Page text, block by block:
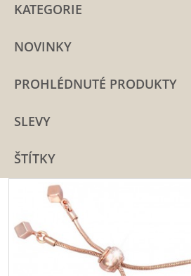
KATEGORIE
NOVINKY
PROHLÉDNUTÉ PRODUKTY
SLEVY
ŠTÍTKY